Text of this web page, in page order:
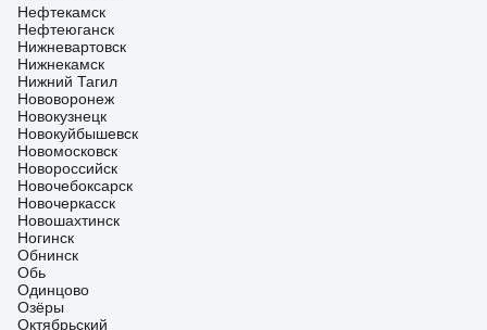
Нефтекамск
Нефтеюганск
Нижневартовск
Нижнекамск
Нижний Тагил
Нововоронеж
Новокузнецк
Новокуйбышевск
Новомосковск
Новороссийск
Новочебоксарск
Новочеркасск
Новошахтинск
Ногинск
Обнинск
Обь
Одинцово
Озёры
Октябрьский